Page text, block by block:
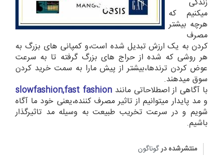
زندگی
میکنیم که
هرچه بیشتر
مصرف
کردن به یک ارزش تبدیل شده است،و کمپانی های بزرگ به
هر روشی که شده از حراج های بزرگ گرفته تا به سرعت
عوض کردن ترندها،بیشتر از پیش مارا به سمت خرید کردن
سوق میدهند.
با آگاهی از اصطلاحاتی مانندslowfashion,fast fashion
و مد پایدار میتوانیم از تاثیر مصرف کننده،یعنی خود ما آگاه
شویم و در سرعت تخریب طبیعت به وسیله مد تاثیرگذار
باشیم.
منتشرشده درگوناگون